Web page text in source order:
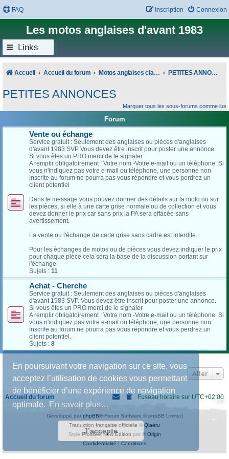
En poursuivant votre navigation sur ce site, vous
acceptez l’utilisation de cookies vous permettant
de bénéficier d’une expérience de navigation
optimale.
En savoir plus…
J’accepte
FAQ Connexion
Inscription
Les motos anglaises d'avant 1983
Links
Accueil Accueil du forum Motos anglaises classiques PETITES ANNONCES
PETITES ANNONCES
Marquer tous les sous-forums comme lus
Forum
Vente ou échange
Service gratuit : Seulement des anglaises ou pièces d'anglaises
d'avant 1983 SVP Vous devez être inscrit pour poster une annonce.
Si vous êtes un PRO merci de le signaler
A remplir obligatoirement : Votre nom -Votre e-mail ou un téléphone. Si
vous n'indiquez pas votre e-mail ou téléphone, une personne non
inscrite au forum ne pourra pas vous répondre et vous perdrez un
client potentiel
Dans le message vous pouvez donner des détails sur la moto ou sur
les pièces, si elle à une carte grise normale ou de collection et vous
devez donner le prix car sans prix la PA sera effacée sans
avertissement.
La vente ou l'échange de carte grise sans cadre est interdite.
Pour les échanges de motos ou de pièces vous devez indiquer le prix
pour chaque pièce cela sera la base de la discussion portant sur
l'échange.
Sujets : 11
Achat - Cherche
Service gratuit : Seulement des anglaises ou pièces d'anglaises
d'avant 1983 SVP. Vous devez être inscrit pour poster une annonce.
Si vous êtes un PRO merci de le signaler
A remplir obligatoirement : Votre nom -Votre e-mail ou un téléphone. Si
vous n'indiquez pas votre e-mail ou téléphone, une personne non
inscrite au forum ne pourra pas vous répondre et vous perdrez un
client potentiel.
Sujets : 8
Aller
Accueil du forum Fuseau horaire sur UTC+02:00
Développé par phpBB® Forum Software © phpBB Limited
Traduction française officielle © Qiaeru
Style Prosilver New Edition par © Origin
Confidentialité
Conditions